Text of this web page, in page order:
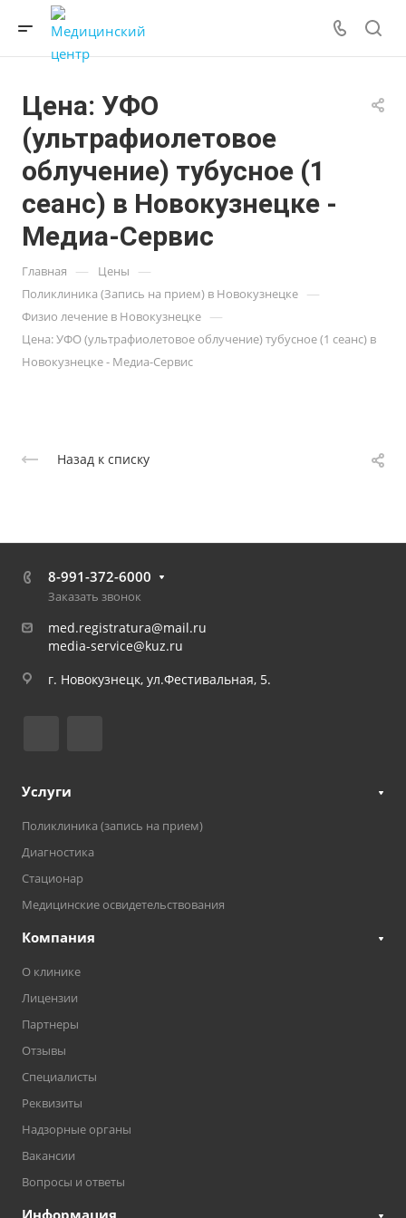
Цена: УФО
(ультрафиолетовое
облучение) тубусное (1
сеанс) в Новокузнецке -
Медиа-Сервис
Главная — Цены —
Поликлиника (Запись на прием) в Новокузнецке —
Физио лечение в Новокузнецке —
Цена: УФО (ультрафиолетовое облучение) тубусное (1 сеанс) в
Новокузнецке - Медиа-Сервис
Назад к списку
8-991-372-6000
Заказать звонок
med.registratura@mail.ru
media-service@kuz.ru
г. Новокузнецк, ул.Фестивальная, 5.
Услуги
Поликлиника (запись на прием)
Диагностика
Стационар
Медицинские освидетельствования
Компания
О клинике
Лицензии
Партнеры
Отзывы
Специалисты
Реквизиты
Надзорные органы
Вакансии
Вопросы и ответы